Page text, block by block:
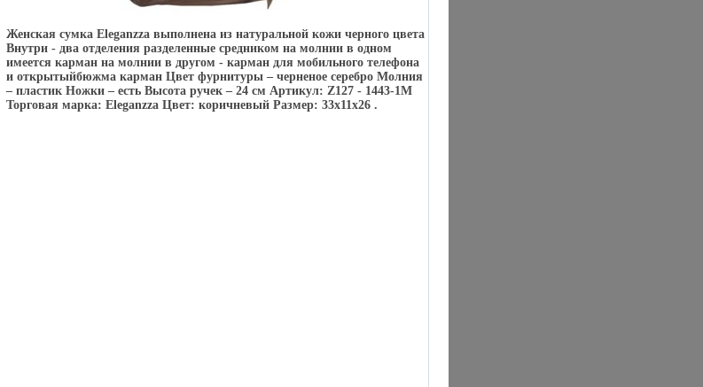
Женская сумка Eleganzza выполнена из натуральной кожи черного цвета
Внутри - два отделения разделенные средником на молнии в одном
имеется карман на молнии в другом - карман для мобильного телефона
и открытыйбюжма карман Цвет фурнитуры – черненое серебро Молния
– пластик Ножки – есть Высота ручек – 24 см Артикул: Z127 - 1443-1M
Торговая марка: Eleganzza Цвет: коричневый Размер: 33х11х26 .